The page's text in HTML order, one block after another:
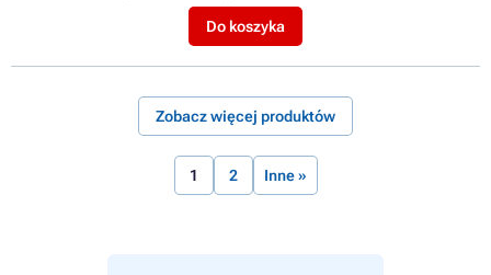
Do koszyka
Zobacz więcej produktów
1 2 Inne »